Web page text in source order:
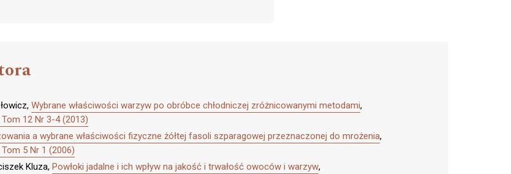
Wybrane właściwości warzyw po obróbce chłodniczej zróżnicowanymi metodami,
12 Nr 3-4 (2013)
a wybrane właściwości fizyczne żółtej fasoli szparagowej przeznaczonej do mrożenia,
5 Nr 1 (2006)
Kluza, Powłoki jadalne i ich wpływ na jakość i trwałość owoców i warzyw,